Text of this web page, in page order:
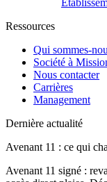
Ressources
Qui sommes-
Société à
Nous contacter
Carrières
Management
Dernière actualité
Avenant 11 : ce qui
Avenant 11 signé :